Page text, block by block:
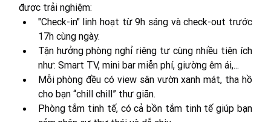
được trải nghiệm:
"Check-in" linh hoạt từ 9h sáng và check-out trước
17h cùng ngày.
Tận hưởng phòng nghỉ riêng tư cùng nhiều tiện ích
như: Smart TV, mini bar miễn phí, giường êm ái,...
Mỗi phòng đều có view sân vườn xanh mát, tha hồ
cho bạn “chill chill” thư giãn.
Phòng tắm tinh tế, có cả bồn tắm tinh tế giúp bạn